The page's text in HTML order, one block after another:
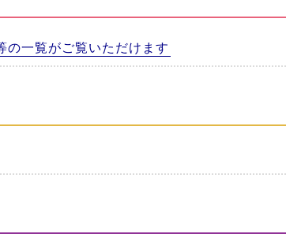
の一覧がご覧いただけます